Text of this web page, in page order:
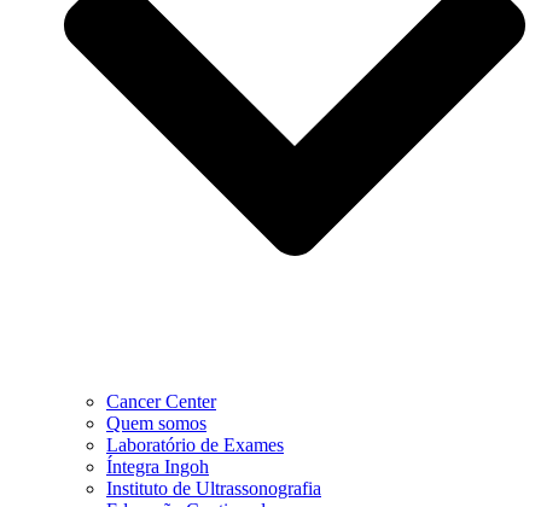
Cancer Center
Quem somos
Laboratório de Exames
Íntegra Ingoh
Instituto de Ultrassonografia